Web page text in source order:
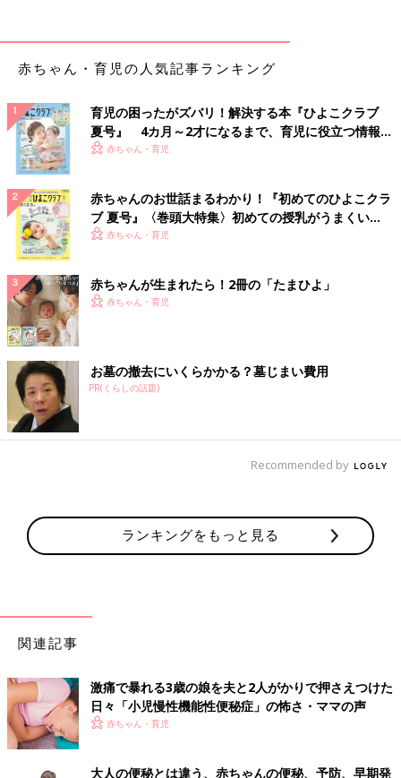
赤ちゃん・育児の人気記事ランキング
育児の困ったがズバリ！解決する本『ひよこクラブ
夏号』 4カ月～2才になるまで、育児に役立つ情報が
いっぱい！
赤ちゃん・育児
赤ちゃんのお世話まるわかり！『初めてのひよこクラ
ブ 夏号』〈巻頭大特集〉初めての授乳がうまくい
く！ おっぱい・ミルクの基本と夏のトラブル 解決テ
赤ちゃん・育児
赤ちゃんが生まれたら！2冊の「たまひよ」
赤ちゃん・育児
お墓の撤去にいくらかかる？墓じまい費用
PR(くらしの話題)
Recommended by
ランキングをもっと見る
関連記事
激痛で暴れる3歳の娘を夫と2人がかりで押さえつけた
日々「小児慢性機能性便秘症」の怖さ・ママの声
赤ちゃん・育児
大人の便秘とは違う、赤ちゃんの便秘、予防、早期発